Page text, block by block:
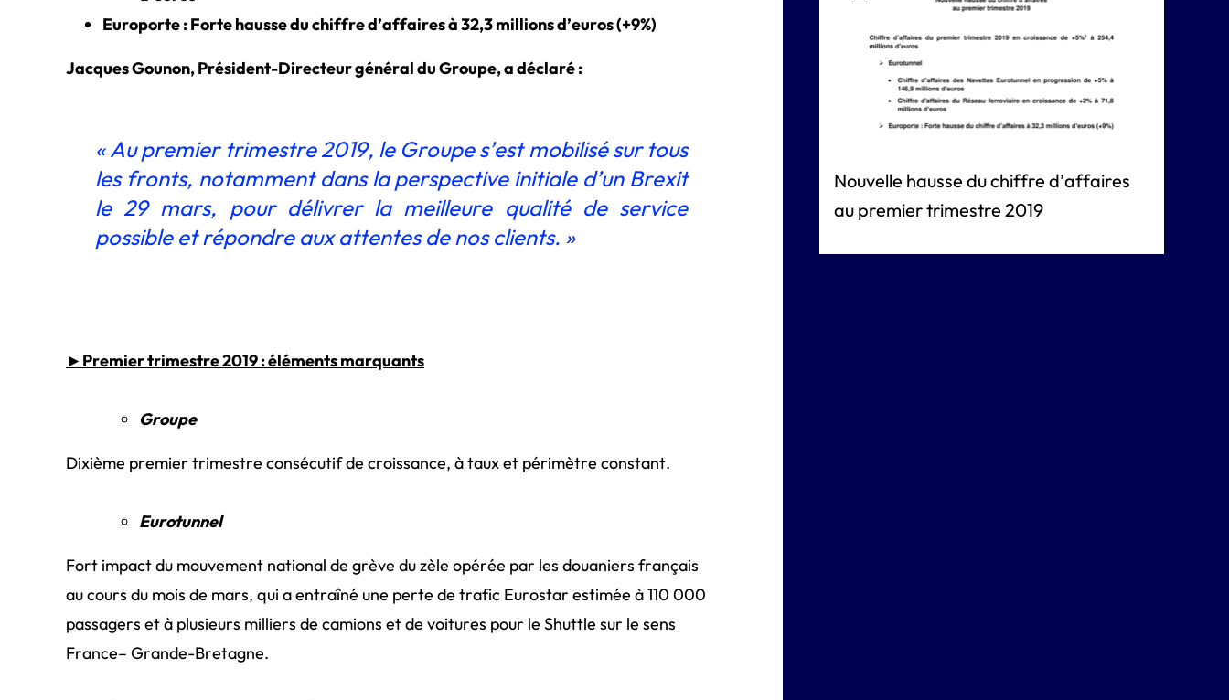
Europorte : Forte hausse du chiffre d’affaires à 32,3 millions d’euros (+9%)
Jacques Gounon, Président-Directeur général du Groupe, a déclaré :
« Au premier trimestre 2019, le Groupe s’est mobilisé sur tous
les fronts, notamment dans la perspective initiale d’un Brexit
le 29 mars, pour délivrer la meilleure qualité de service
possible et répondre aux attentes de nos clients. »
►Premier trimestre 2019 : éléments marquants
Groupe
Dixième premier trimestre consécutif de croissance, à taux et périmètre constant.
Eurotunnel
Fort impact du mouvement national de grève du zèle opérée par les douaniers français
au cours du mois de mars, qui a entraîné une perte de trafic Eurostar estimée à 110 000
passagers et à plusieurs milliers de camions et de voitures pour le Shuttle sur le sens
France– Grande-Bretagne.
Nouvelle hausse du chiffre d’affaires
au premier trimestre 2019